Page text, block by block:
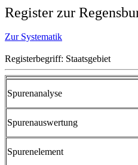
Register zur
Zur Systematik
Registerbegriff: Staatsgebiet
Spurenanalyse
Spurenauswertung
Spurenelement